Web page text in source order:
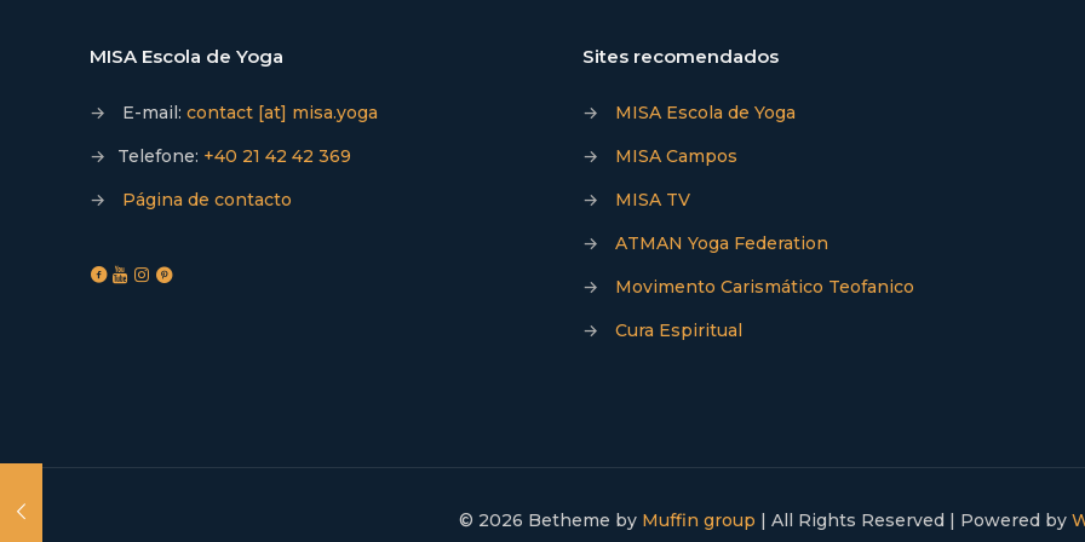
MISA Escola de Yoga
→ E-mail: contact [at] misa.yoga
→
Telefone: +40 21 42 42 369
→
Página de contacto
Sites recomendados
→
MISA Escola de Yoga
→
MISA Campos
→
MISA TV
→
ATMAN Yoga Federation
→
Movimento Carismático Teofanico
→
Cura Espiritual
© 2026 Betheme by Muffin group | All Rights Reserved | Powered by